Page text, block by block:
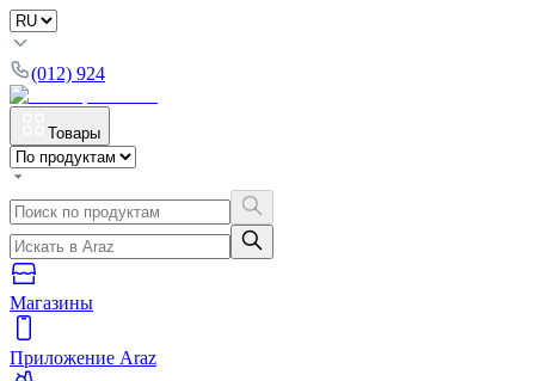
(012) 924
Товары
Магазины
Приложение Araz